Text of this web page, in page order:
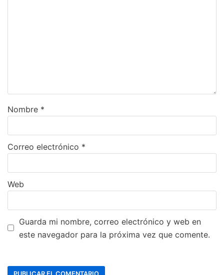
Nombre *
Correo electrónico *
Web
Guarda mi nombre, correo electrónico y web en
este navegador para la próxima vez que comente.